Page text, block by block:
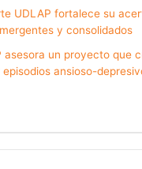
UDLAP fortalece su
y consolidados
asesora un proyecto que
ansioso-